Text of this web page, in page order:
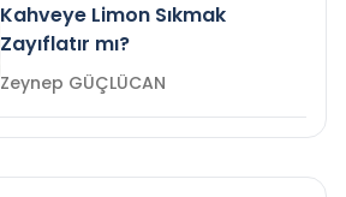
Kahveye Limon Sıkmak
Zayıflatır mı?
Zeynep GÜÇLÜCAN